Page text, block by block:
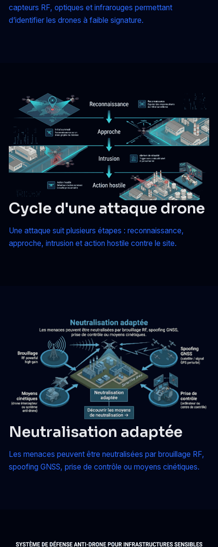
capteurs RF, optiques et infrarouges permettant
d’identifier les drones à faible signature.
Cycle d'une attaque drone
Une attaque suit plusieurs étapes : reconnaissance,
approche, intrusion et action hostile contre le site.
Neutralisation adaptée
Les menaces peuvent être neutralisées par brouillage RF,
spoofing GNSS, prise de contrôle ou moyens cinétiques.